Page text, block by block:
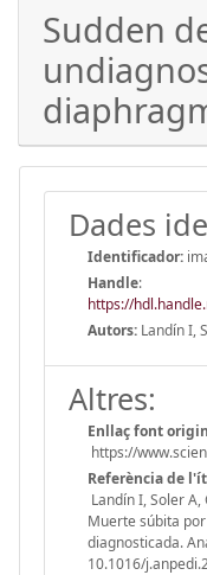
Sudden
Dades
Identificador:
Handle:
https://
Autors: Landín I,
Altres:
Enllaç font
https://
Referència de
Landín I, Soler
Muerte súbita
diagnosticada.
10.1016/